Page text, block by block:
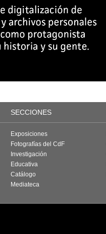
SECCIONES
Exposiciones
Fotografías del CdF
Investigación
Educativa
Catálogo
Mediateca